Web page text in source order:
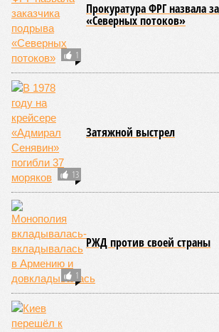
Женщины не являются полноценными
тезисом выступил представляющий в
Курганскую область Александр
просто: мол, Бог создал жену для Адама
потому, выходит, они являются
мужчин.
Слова Ильтякова вызвали
Патриархии прямо дали понять, что не
религию к своим ископаемым
ли это переубедит Ильтякова, на своих
крепко. Пару лет назад он уже
что главная задача женщин – рожать, и
делать, «пока рожалка работает». Хотя
удивительного? Ильтяков с молодых лет
скупкой скота в деревнях, крепко
мясоторговле и стал депутатом Думы, где
срок подряд. Неудивительно, что он
как на свиноматок, обязанных давать
заявляет, что его-де не так поняли и
дискредитировать. Да нет, поняли как раз
наверняка избиратели сделали выводы.